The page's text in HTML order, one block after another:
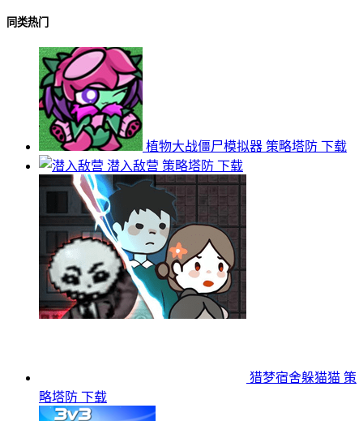
同类热门
植物大战僵尸模拟器 策略塔防 下载
潜入敌营 策略塔防 下载
猎梦宿舍躲猫猫 策
略塔防 下载